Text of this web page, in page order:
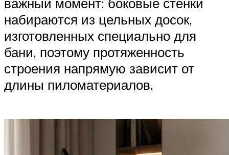
набираются из цельных досок,
изготовленных специально для
бани, поэтому протяженность
строения напрямую зависит от
длины пиломатериалов.